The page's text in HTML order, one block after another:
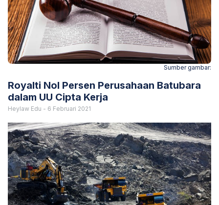
Sumber gambar:
Royalti Nol Persen Perusahaan Batubara
dalam UU Cipta Kerja
Heylaw Edu - 6 Februari 2021